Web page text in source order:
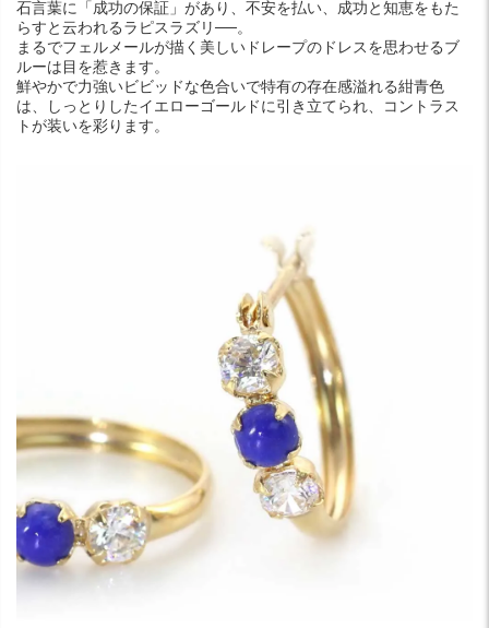
石言葉に「成功の保証」があり、不安を払い、成功と知恵をもた
らすと云われるラピスラズリ──。
まるでフェルメールが描く美しいドレープのドレスを思わせるブ
ルーは目を惹きます。
鮮やかで力強いビビッドな色合いで特有の存在感溢れる紺青色
は、しっとりしたイエローゴールドに引き立てられ、コントラス
トが装いを彩ります。